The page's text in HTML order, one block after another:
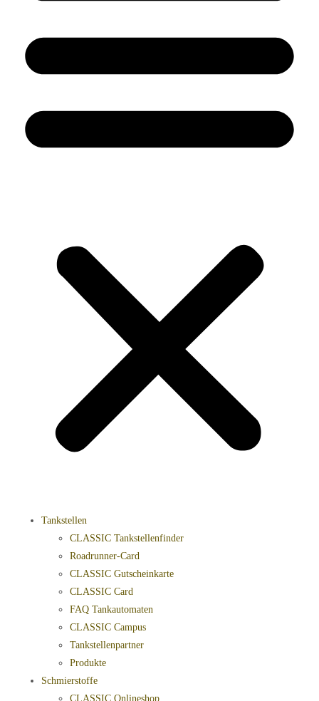
Tankstellen
CLASSIC Tankstellenfinder
Roadrunner-Card
CLASSIC Gutscheinkarte
CLASSIC Card
FAQ Tankautomaten
CLASSIC Campus
Tankstellenpartner
Produkte
Schmierstoffe
CLASSIC Onlineshop